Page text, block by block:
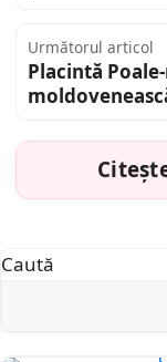
Următorul articol
Placintă
Caută